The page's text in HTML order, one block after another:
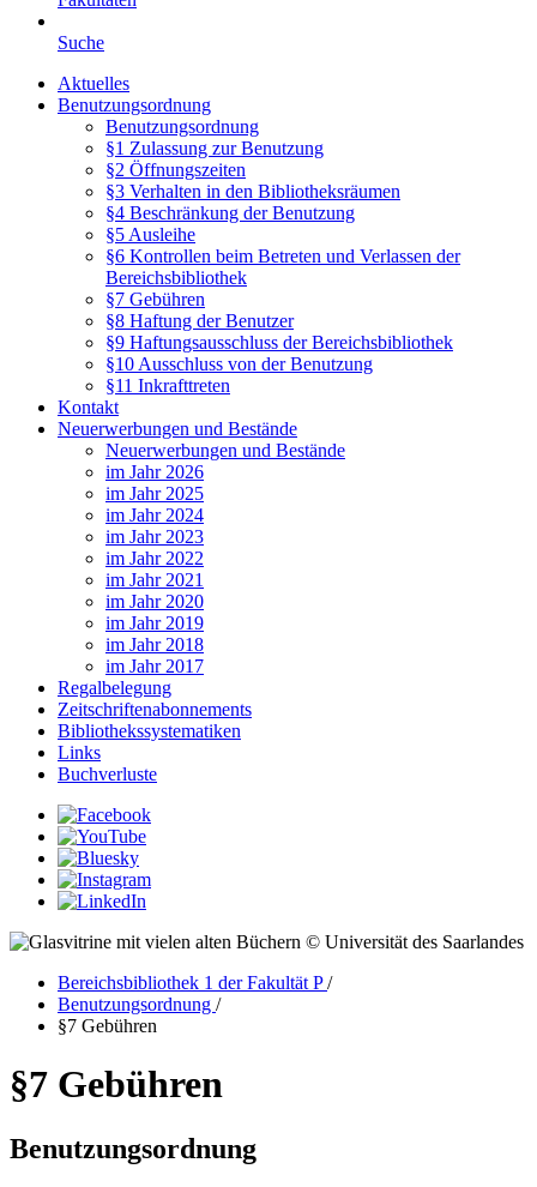
Suche
Aktuelles
Benutzungsordnung
Benutzungsordnung
§1 Zulassung zur Benutzung
§2 Öffnungszeiten
§3 Verhalten in den Bibliotheksräumen
§4 Beschränkung der Benutzung
§5 Ausleihe
§6 Kontrollen beim Betreten und Verlassen der
Bereichsbibliothek
§7 Gebühren
§8 Haftung der Benutzer
§9 Haftungsausschluss der Bereichsbibliothek
§10 Ausschluss von der Benutzung
§11 Inkrafttreten
Kontakt
Neuerwerbungen und Bestände
Neuerwerbungen und Bestände
im Jahr 2026
im Jahr 2025
im Jahr 2024
im Jahr 2023
im Jahr 2022
im Jahr 2021
im Jahr 2020
im Jahr 2019
im Jahr 2018
im Jahr 2017
Regalbelegung
Zeitschriftenabonnements
Bibliothekssystematiken
Links
Buchverluste
© Universität des Saarlandes
Bereichsbibliothek 1 der Fakultät P/
Benutzungsordnung /
§7 Gebühren
§7 Gebühren
Benutzungsordnung